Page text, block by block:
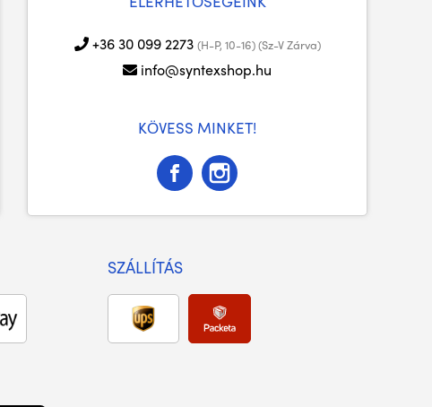
+36 30 099 2273 (H-P, 10-16) (Sz-V Zárva)
info@syntexshop.hu
KÖVESS MINKET!
SZÁLLÍTÁS